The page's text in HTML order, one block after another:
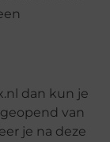
dan kun je
van
je na deze